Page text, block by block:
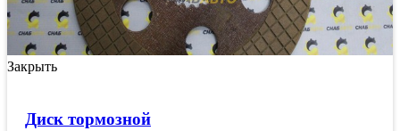
Закрыть
Диск тормозной